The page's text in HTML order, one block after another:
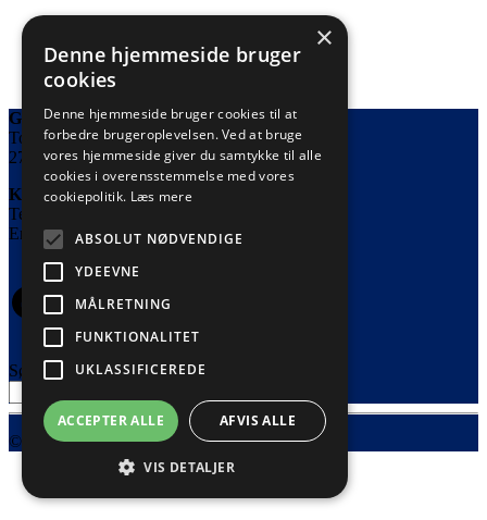
kr.150,00
der
Great Fun Arts
Tornestykket 8
2720 Vanløse
Kontakt
Telefon: 53639738
Email: info@greatfunarts.com
Facebook
Instagram
Søg
© Great Fun Arts, All rights reserved
×
Denne hjemmeside bruger
cookies
Denne hjemmeside bruger cookies til at
forbedre brugeroplevelsen. Ved at bruge
vores hjemmeside giver du samtykke til alle
cookies i overensstemmelse med vores
cookiepolitik. Læs mere
ABSOLUT NØDVENDIGE
YDEEVNE
MÅLRETNING
FUNKTIONALITET
UKLASSIFICEREDE
ACCEPTER ALLE AFVIS ALLE
VIS DETALJER